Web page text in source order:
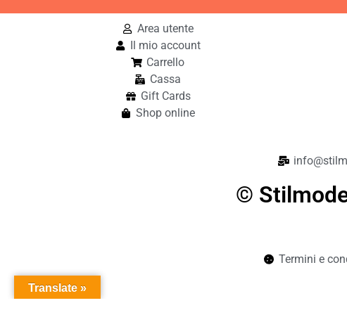
Area utente
Il mio account
Carrello
Cassa
Gift Cards
Shop online
©
Termini e
Translate »